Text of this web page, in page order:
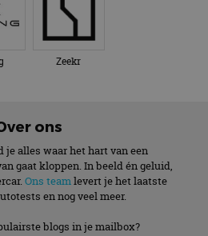
Zeekr
ons
je alles waar het hart van een
gaat kloppen. In beeld én geluid,
Ons teamlevert je het laatste
en nog veel meer.
blogs in je mailbox?